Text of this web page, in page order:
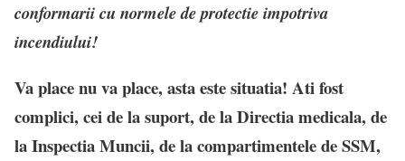
conformarii cu normele de protectie impotriva
incendiului!
Va place nu va place, asta este situatia! Ati fost
complici, cei de la suport, de la Directia medicala, de
la Inspectia Muncii, de la compartimentele de SSM,